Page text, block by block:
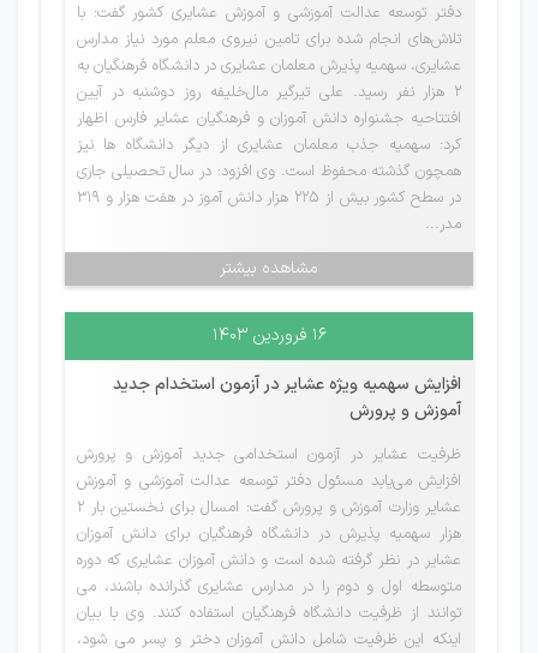
دفتر توسعه عدالت آموزشی و آموزش عشایری کشور گفت: با
تلاش‌های انجام شده برای تامین نیروی معلم مورد نیاز مدارس
عشایری، سهمیه پذیرش معلمان عشایری در دانشگاه فرهنگیان به
۲ هزار نفر رسید. علی تیرگیر مال‌خلیفه روز دوشنبه در آیین
افتتاحیه جشنواره دانش آموزان و فرهنگیان عشایر فارس اظهار
کرد: سهمیه جذب معلمان عشایری از دیگر دانشگاه ها نیز
همچون گذشته محفوظ است. وی افزود: در سال تحصیلی جاری
در سطح کشور بیش از ۲۲۵ هزار دانش آموز در هفت هزار و ۳۱۹
مدر...
مشاهده بیشتر
۱۶ فروردین ۱۴۰۳
افزایش سهمیه ویژه عشایر در آزمون استخدام جدید
آموزش و پرورش
ظرفیت عشایر در آزمون استخدامی جدید آموزش و پرورش
افزایش می‌یابد مسئول دفتر توسعه عدالت آموزشی و آموزش
عشایر وزارت آموزش و پرورش گفت: امسال برای نخستین بار ۲
هزار سهمیه پذیرش در دانشگاه فرهنگیان برای دانش آموزان
عشایر در نظر گرفته شده است و دانش آموزان عشایری که دوره
متوسطه اول و دوم را در مدارس عشایری گذرانده باشند، می
توانند از ظرفیت دانشگاه فرهنگیان استفاده کنند. وی با بیان
اینکه این ظرفیت شامل دانش آموزان دختر و پسر می شود،